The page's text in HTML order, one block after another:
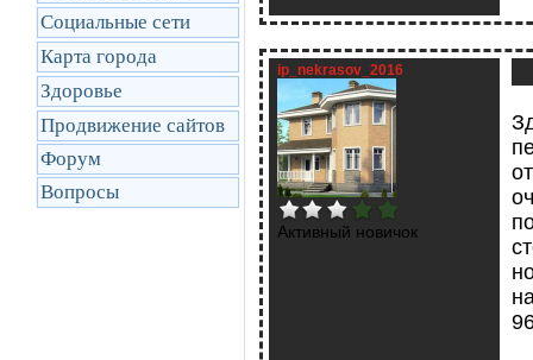
Социальные сети
Карта города
Здоровье
Продвижение сайтов
Форум
Вопросы
ip_nekrasov_2016
Активный новичок